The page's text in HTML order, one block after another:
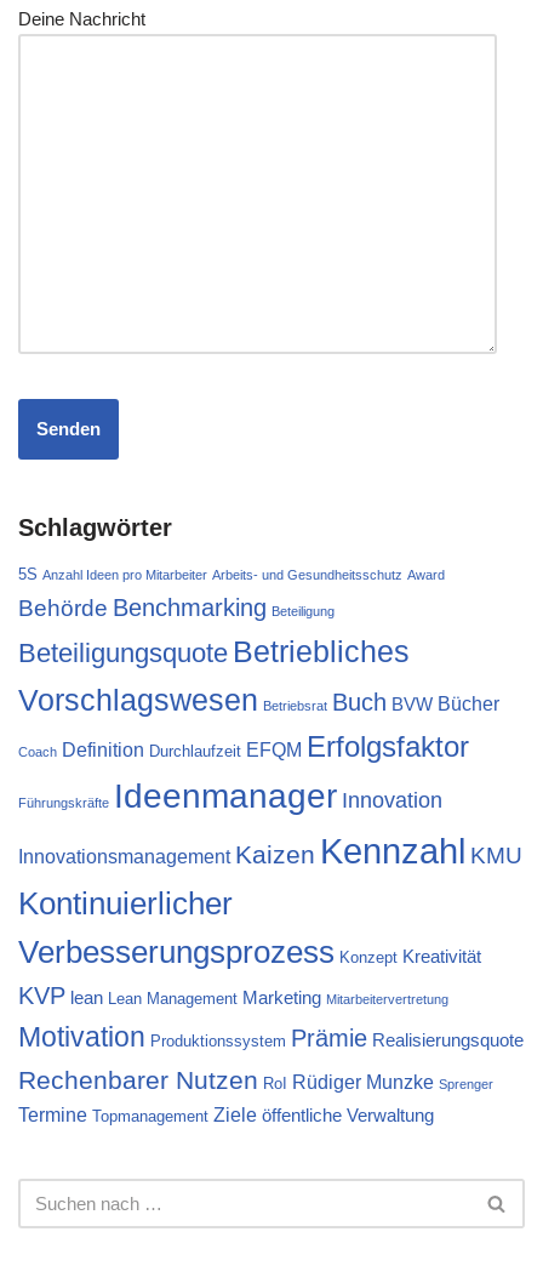
Dei­ne Nachricht
Schlagwörter
5S Anzahl Ideen pro Mitarbeiter Arbeits- und Gesundheitsschutz Award
Behörde Benchmarking Beteiligung
Beteiligungsquote Betriebliches
Vorschlagswesen Betriebsrat Buch BVW Bücher
Coach Definition Durchlaufzeit EFQM Erfolgsfaktor
Führungskräfte Ideenmanager Innovation
Innovationsmanagement Kaizen Kennzahl KMU
Kontinuierlicher
Verbesserungsprozess Konzept Kreativität
KVP lean Lean Management Marketing Mitarbeitervertretung
Motivation Produktionssystem Prämie Realisierungsquote
Rechenbarer Nutzen RoI Rüdiger Munzke Sprenger
Termine Topmanagement Ziele öffentliche Verwaltung